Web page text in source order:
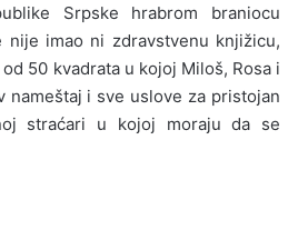
Srpske hrabrom braniocu
nije imao ni zdravstvenu knjižicu,
50 kvadrata u kojoj Miloš, Rosa i
nameštaj i sve uslove za pristojan
straćari u kojoj moraju da se